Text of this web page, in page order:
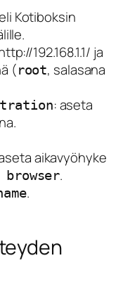
Kotiboksin
192.168.1.1/ ja
(root, salasana
: aseta
aikavyöhyke
.
.